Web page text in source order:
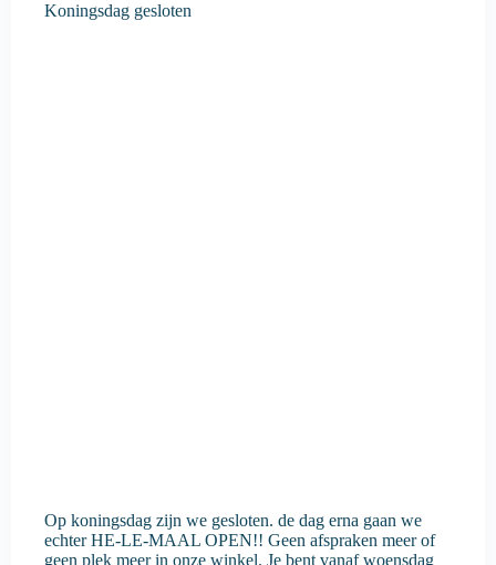
Koningsdag gesloten
Op koningsdag zijn we gesloten. de dag erna gaan we
echter HE-LE-MAAL OPEN!! Geen afspraken meer of
geen plek meer in onze winkel. Je bent vanaf woensdag